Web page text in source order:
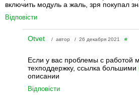
включить модуль а жаль, зря покупал
Відповісти
Otvet / автор / 26 декабря 2021 #
Если у вас проблемы с работой
техподдержку, ссылка большими
описании
Відповісти